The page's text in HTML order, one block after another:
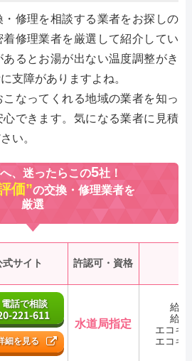
修理を相談する業者をお探しの
修理業者を厳選して紹介してい
るとお湯が出ない温度調整がき
支障がありますよね。
なってくれる地域の業者を知っ
できます。気になる業者に見積
い。
、迷ったらこの5社！
価”の交換・修理業者を
厳選
式サイト 許認可・資格
電話で相談
221-611
細を見る
水道局指定
給
給
エコキ
エコキ